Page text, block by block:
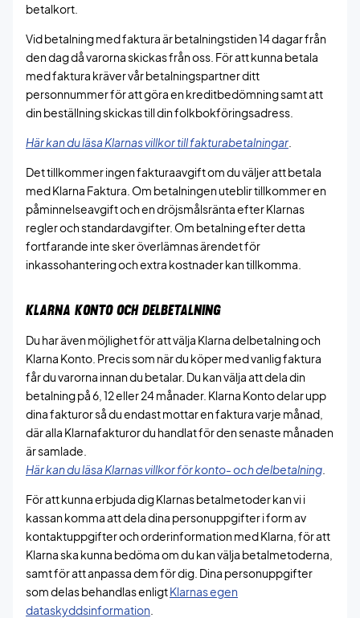
betalkort.
Vid betalning med faktura är betalningstiden 14 dagar från
den dag då varorna skickas från oss. För att kunna betala
med faktura kräver vår betalningspartner ditt
personnummer för att göra en kreditbedömning samt att
din beställning skickas till din folkbokföringsadress.
Här kan du läsa Klarnas villkor till fakturabetalningar
Det tillkommer ingen fakturaavgift om du väljer att betala
med Klarna Faktura. Om betalningen uteblir tillkommer en
påminnelseavgift och en dröjsmålsränta efter Klarnas
regler och standardavgifter. Om betalning efter detta
fortfarande inte sker överlämnas ärendet för
inkassohantering och extra kostnader kan tillkomma.
KLARNA KONTO OCH DELBETALNING
Du har även möjlighet för att välja Klarna delbetalning och
Klarna Konto. Precis som när du köper med vanlig faktura
får du varorna innan du betalar. Du kan välja att dela din
betalning på 6, 12 eller 24 månader. Klarna Konto delar upp
dina fakturor så du endast mottar en faktura varje månad,
där alla Klarnafakturor du handlat för den senaste månaden
är samlade.
Här kan du läsa Klarnas villkor för konto- och delbetalning
För att kunna erbjuda dig Klarnas betalmetoder kan vi i
kassan komma att dela dina personuppgifter i form av
kontaktuppgifter och orderinformation med Klarna, för att
Klarna ska kunna bedöma om du kan välja betalmetoderna,
samt för att anpassa dem för dig. Dina personuppgifter
som delas behandlas enligtKlarnas egen
dataskyddsinformation